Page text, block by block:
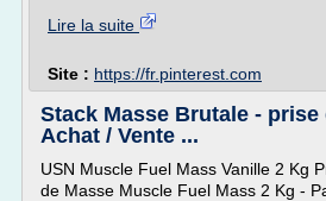
Lire la suite
Site : https://fr.pinterest.com
Stack Masse Brutale - prise
Achat / Vente ...
USN Muscle Fuel Mass Vanille 2 Kg
de Masse Muscle Fuel Mass 2 Kg -